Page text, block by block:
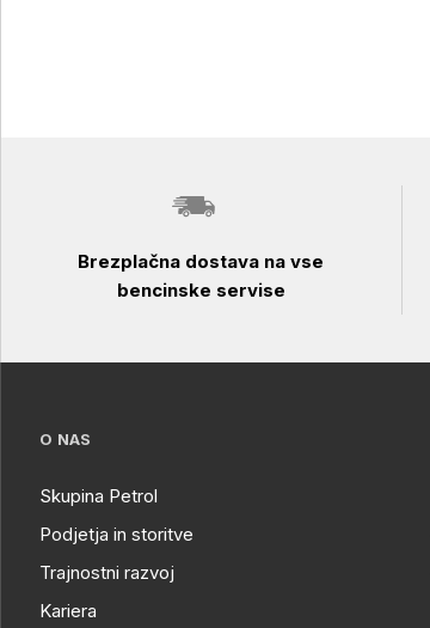
Brezplačna dostava na vse
bencinske servise
O NAS
Skupina Petrol
Podjetja in storitve
Trajnostni razvoj
Kariera